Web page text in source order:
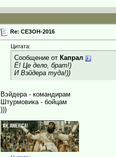
Re: СЕЗОН-2016
Цитата:
Сообщение от Капрал
Ё! Це дело, брат!)
И Вэйдера туда!))
Вэйдера - командирам
Штурмовика - бойцам
)))